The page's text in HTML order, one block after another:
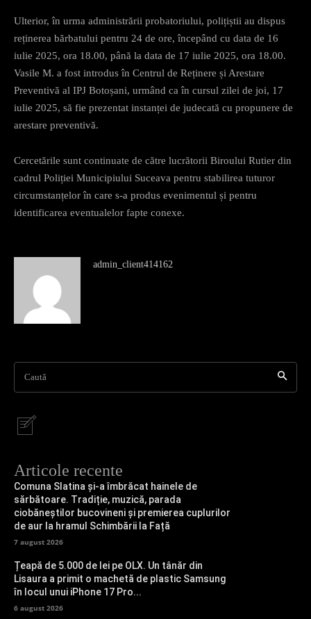
Ulterior, în urma administrării probatoriului, polițiștii au dispus
reținerea bărbatului pentru 24 de ore, începând cu data de 16
iulie 2025, ora 18.00, până la data de 17 iulie 2025, ora 18.00.
Vasile M. a fost introdus în Centrul de Reținere și Arestare
Preventivă al IPJ Botoșani, urmând ca în cursul zilei de joi, 17
iulie 2025, să fie prezentat instanței de judecată cu propunere de
arestare preventivă.
Cercetările sunt continuate de către lucrătorii Biroului Rutier din
cadrul Poliției Municipiului Suceava pentru stabilirea tuturor
circumstanțelor în care s-a produs evenimentul și pentru
identificarea eventualelor fapte conexe.
admin_client414162
Caută
Articole recente
Comuna Slatina și-a îmbrăcat hainele de
sărbătoare. Tradiție, muzică, parada
ciobăneștilor bucovineni și premierea cuplurilor
de aur la hramul Schimbării la Față
7 august 2026
Țeapă de 5.000 de lei pe OLX. Un tânăr din
Lisaura a primit o machetă de plastic Samsung
în locul unui iPhone 17 Pro...
6 august 2026